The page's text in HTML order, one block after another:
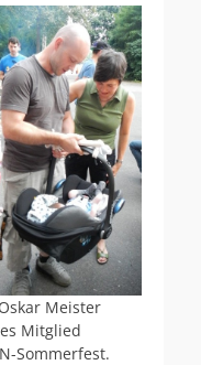
Meister
Mitglied
Sommerfest.